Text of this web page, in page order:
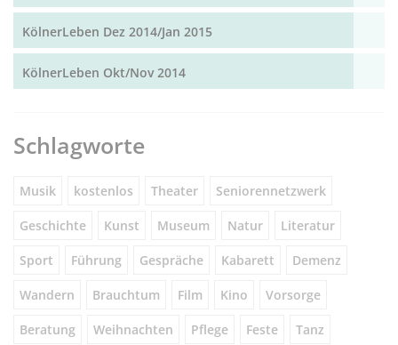
KölnerLeben Dez 2014/Jan 2015
KölnerLeben Okt/Nov 2014
Schlagworte
Musik kostenlos Theater Seniorennetzwerk
Geschichte Kunst Museum Natur Literatur
Sport Führung Gespräche Kabarett Demenz
Wandern Brauchtum Film Kino Vorsorge
Beratung Weihnachten Pflege Feste Tanz